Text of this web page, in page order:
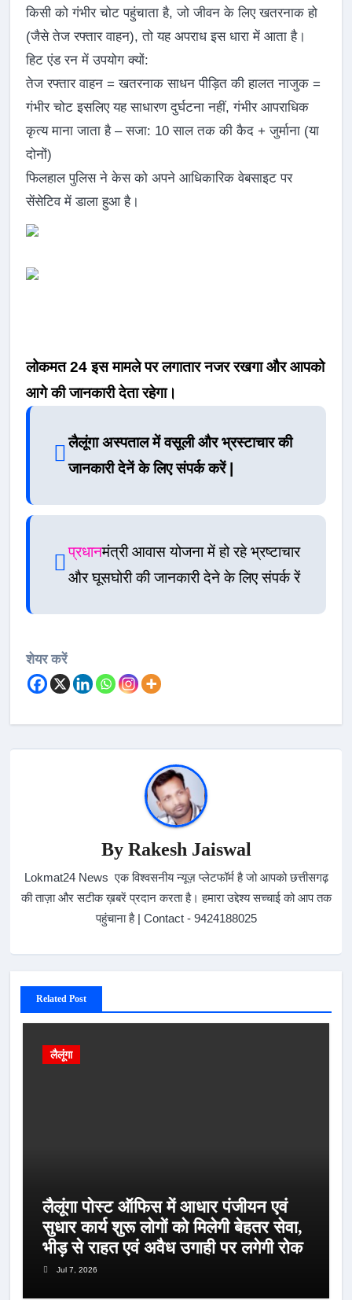
किसी को गंभीर चोट पहुंचाता है, जो जीवन के लिए खतरनाक हो
(जैसे तेज रफ्तार वाहन), तो यह अपराध इस धारा में आता है।
हिट एंड रन में उपयोग क्यों:
तेज रफ्तार वाहन = खतरनाक साधन पीड़ित की हालत नाजुक =
गंभीर चोट इसलिए यह साधारण दुर्घटना नहीं, गंभीर आपराधिक
कृत्य माना जाता है – सजा: 10 साल तक की कैद + जुर्माना (या
दोनों)
फिलहाल पुलिस ने केस को अपने आधिकारिक वेबसाइट पर
सेंसेटिव में डाला हुआ है।
लोकमत 24 इस मामले पर लगातार नजर रखगा और आपको
आगे की जानकारी देता रहेगा।
लैलूंगा अस्पताल में वसूली और भ्रस्टाचार की
जानकारी देनें के लिए संपर्क करें |
प्रधानमंत्री आवास योजना में हो रहे भ्रष्टाचार
और घूसघोरी की जानकारी देने के लिए संपर्क रें
शेयर करें
By Rakesh Jaiswal
Lokmat24 News एक विश्वसनीय न्यूज़ प्लेटफॉर्म है जो आपको छत्तीसगढ़
की ताज़ा और सटीक ख़बरें प्रदान करता है। हमारा उद्देश्य सच्चाई को आप तक
पहुंचाना है | Contact - 9424188025
Related Post
लैलूंगा
लैलूंगा पोस्ट ऑफिस में आधार पंजीयन एवं
सुधार कार्य शुरू लोगों को मिलेगी बेहतर सेवा,
भीड़ से राहत एवं अवैध उगाही पर लगेगी रोक
Jul 7, 2026